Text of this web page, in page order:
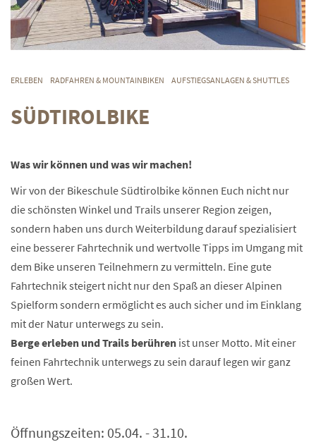
ERLEBEN RADFAHREN & MOUNTAINBIKEN AUFSTIEGSANLAGEN & SHUTTLES
SÜDTIROLBIKE
Was wir können und was wir machen!
Wir von der Bikeschule Südtirolbike können Euch nicht nur
die schönsten Winkel und Trails unserer Region zeigen,
sondern haben uns durch Weiterbildung darauf spezialisiert
eine besserer Fahrtechnik und wertvolle Tipps im Umgang mit
dem Bike unseren Teilnehmern zu vermitteln. Eine gute
Fahrtechnik steigert nicht nur den Spaß an dieser Alpinen
Spielform sondern ermöglicht es auch sicher und im Einklang
mit der Natur unterwegs zu sein.
Berge erleben und Trails berühren ist unser Motto. Mit einer
feinen Fahrtechnik unterwegs zu sein darauf legen wir ganz
großen Wert.
Öffnungszeiten: 05.04. - 31.10.